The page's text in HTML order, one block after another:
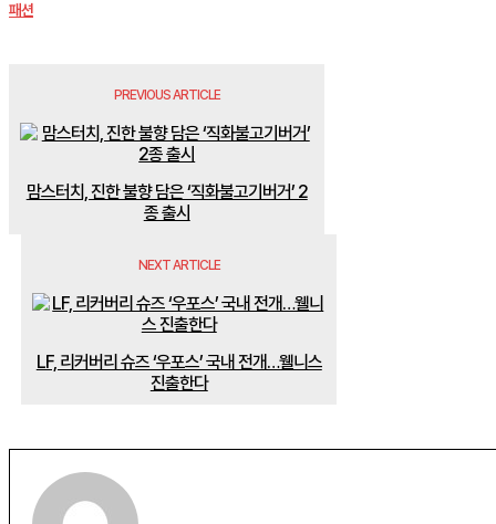
패션
PREVIOUS ARTICLE
맘스터치, 진한 불향 담은 ‘직화불고기버거’ 2
종 출시
NEXT ARTICLE
LF, 리커버리 슈즈 ‘우포스’ 국내 전개…웰니스
진출한다